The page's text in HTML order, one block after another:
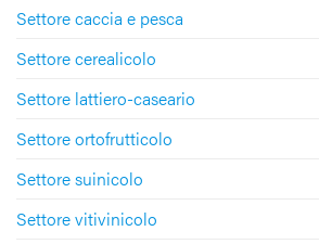
Settore caccia e pesca
Settore cerealicolo
Settore lattiero-caseario
Settore ortofrutticolo
Settore suinicolo
Settore vitivinicolo